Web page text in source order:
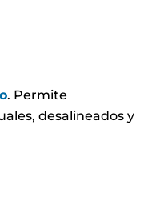
. Permite
desalineados y